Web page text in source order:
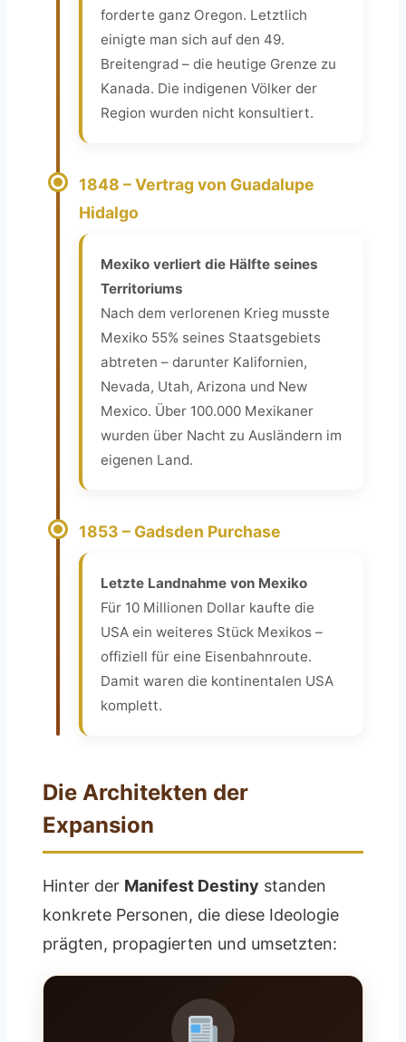
forderte ganz Oregon. Letztlich
einigte man sich auf den 49.
Breitengrad – die heutige Grenze zu
Kanada. Die indigenen Völker der
Region wurden nicht konsultiert.
1848 – Vertrag von Guadalupe
Hidalgo
Mexiko verliert die Hälfte seines
Territoriums
Nach dem verlorenen Krieg musste
Mexiko 55% seines Staatsgebiets
abtreten – darunter Kalifornien,
Nevada, Utah, Arizona und New
Mexico. Über 100.000 Mexikaner
wurden über Nacht zu Ausländern im
eigenen Land.
1853 – Gadsden Purchase
Letzte Landnahme von Mexiko
Für 10 Millionen Dollar kaufte die
USA ein weiteres Stück Mexikos –
offiziell für eine Eisenbahnroute.
Damit waren die kontinentalen USA
komplett.
Die Architekten der
Expansion
Hinter der Manifest Destiny standen
konkrete Personen, die diese Ideologie
prägten, propagierten und umsetzten: